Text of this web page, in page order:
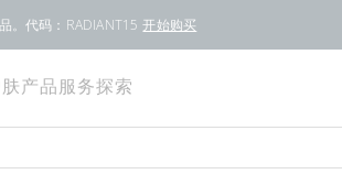
。代码：RADIANT15 开始购买
产品 服务探索